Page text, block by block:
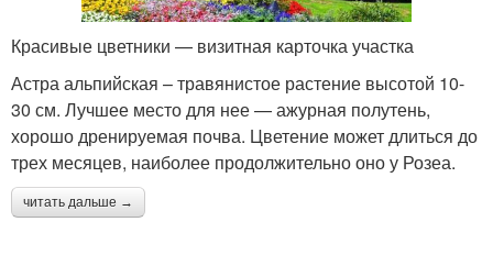
Красивые цветники — визитная карточка участка
Астра альпийская – травянистое растение высотой 10-
30 см. Лучшее место для нее — ажурная полутень,
хорошо дренируемая почва. Цветение может длиться до
трех месяцев, наиболее продолжительно оно у Розеа.
читать дальше →